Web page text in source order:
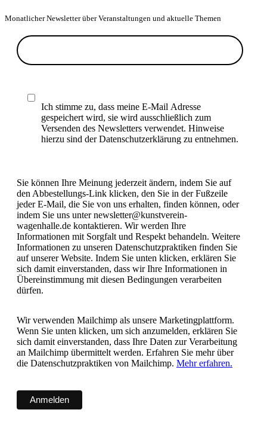
Monatlicher Newsletter über Veranstaltungen und aktuelle Themen
Ich stimme zu, dass meine E-Mail Adresse
gespeichert wird, sie wird ausschließlich zum
Versenden des Newsletters verwendet. Hinweise
hierzu sind der Datenschutzerklärung zu entnehmen.
Sie können Ihre Meinung jederzeit ändern, indem Sie auf
den Abbestellungs-Link klicken, den Sie in der Fußzeile
jeder E-Mail, die Sie von uns erhalten, finden können, oder
indem Sie uns unter newsletter@kunstverein-
wagenhalle.de kontaktieren. Wir werden Ihre
Informationen mit Sorgfalt und Respekt behandeln. Weitere
Informationen zu unseren Datenschutzpraktiken finden Sie
auf unserer Website. Indem Sie unten klicken, erklären Sie
sich damit einverstanden, dass wir Ihre Informationen in
Übereinstimmung mit diesen Bedingungen verarbeiten
dürfen.
Wir verwenden Mailchimp als unsere Marketingplattform.
Wenn Sie unten klicken, um sich anzumelden, erklären Sie
sich damit einverstanden, dass Ihre Daten zur Verarbeitung
an Mailchimp übermittelt werden. Erfahren Sie mehr über
die Datenschutzpraktiken von Mailchimp. Mehr erfahren.